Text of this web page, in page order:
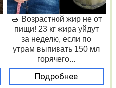
🥗 Возрастной жир не от
пищи! 23 кг жира уйдут
за неделю, если по
утрам выпивать 150 мл
горячего...
Подробнее